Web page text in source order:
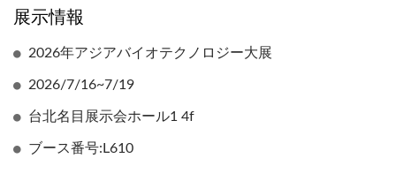
展示情報
2026年アジアバイオテクノロジー大展
2026/7/16~7/19
台北名目展示会ホール1 4f
ブース番号:L610